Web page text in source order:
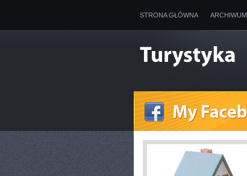
STRONA GŁÓWNA ARCHIWUM